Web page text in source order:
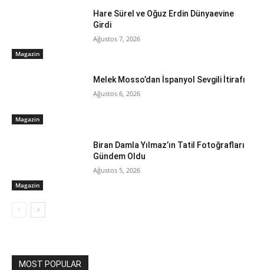
Magazin
Hare Sürel ve Oğuz Erdin Dünyaevine
Girdi
Ağustos 7, 2026
Magazin
Melek Mosso’dan İspanyol Sevgili İtirafı
Ağustos 6, 2026
Magazin
Biran Damla Yılmaz’ın Tatil Fotoğrafları
Gündem Oldu
Ağustos 5, 2026
MOST POPULAR